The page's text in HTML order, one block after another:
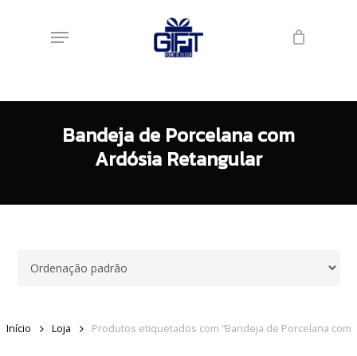
Menu
Bandeja de Porcelana com
Ardósia Retangular
Início Loja Produtos etiquetados com “Bandeja de Porcelana com